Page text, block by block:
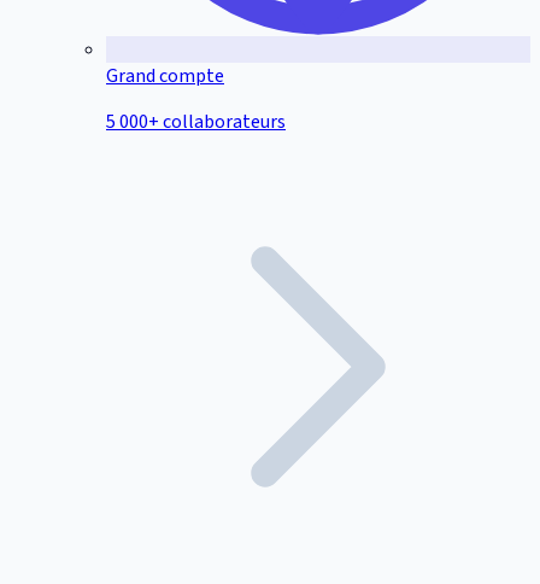
Grand compte
5 000+ collaborateurs